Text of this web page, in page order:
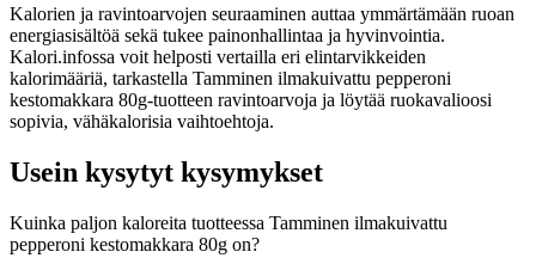
Kalorien ja ravintoarvojen seuraaminen auttaa ymmärtämään ruoan
energiasisältöä sekä tukee painonhallintaa ja hyvinvointia.
Kalori.infossa voit helposti vertailla eri elintarvikkeiden
kalorimääriä, tarkastella Tamminen ilmakuivattu pepperoni
kestomakkara 80g-tuotteen ravintoarvoja ja löytää ruokavalioosi
sopivia, vähäkalorisia vaihtoehtoja.
Usein kysytyt kysymykset
Kuinka paljon kaloreita tuotteessa Tamminen ilmakuivattu
pepperoni kestomakkara 80g on?